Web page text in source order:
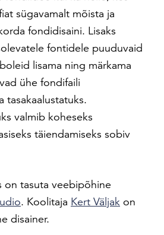
sügavamalt mõista ja
fondidisaini. Lisaks
fontidele puuduvaid
lisama ning märkama
ühe fondifaili
tasakaalustatuks.
valmib koheseks
täiendamiseks sobiv
on tasuta veebipõhine
. Koolitaja Kert Väljak on
disainer.